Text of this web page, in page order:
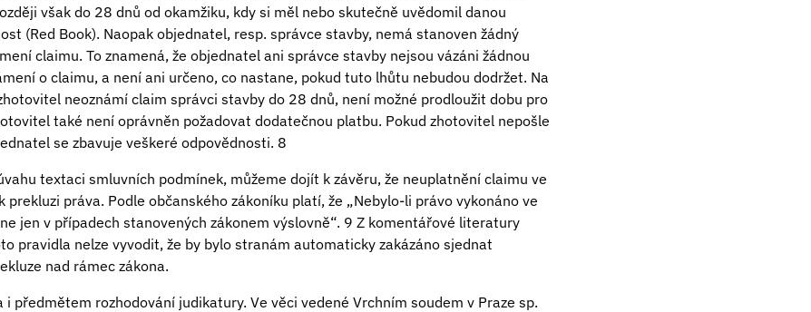
však do 28 dnů od okamžiku, kdy si měl nebo skutečně uvědomil danou
(Red Book). Naopak objednatel, resp. správce stavby, nemá stanoven žádný
claimu. To znamená, že objednatel ani správce stavby nejsou vázáni žádnou
o claimu, a není ani určeno, co nastane, pokud tuto lhůtu nebudou dodržet. Na
neoznámí claim správci stavby do 28 dnů, není možné prodloužit dobu pro
také není oprávněn požadovat dodatečnou platbu. Pokud zhotovitel nepošle
se zbavuje veškeré odpovědnosti. 8
textaci smluvních podmínek, můžeme dojít k závěru, že neuplatnění claimu ve
prekluzi práva. Podle občanského zákoníku platí, že „Nebylo-li právo vykonáno ve
jen v případech stanovených zákonem výslovně“. 9 Z komentářové literatury
pravidla nelze vyvodit, že by bylo stranám automaticky zakázáno sjednat
nad rámec zákona.
předmětem rozhodování judikatury. Ve věci vedené Vrchním soudem v Praze sp.